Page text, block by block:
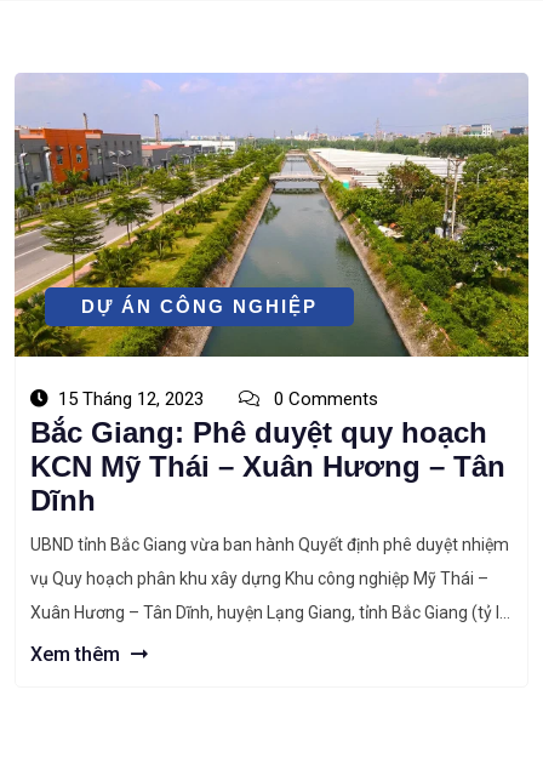
DỰ ÁN CÔNG NGHIỆP
15 Tháng 12, 2023 0 Comments
Bắc Giang: Phê duyệt quy hoạch
KCN Mỹ Thái – Xuân Hương – Tân
Dĩnh
UBND tỉnh Bắc Giang vừa ban hành Quyết định phê duyệt nhiệm
vụ Quy hoạch phân khu xây dựng Khu công nghiệp Mỹ Thái –
Xuân Hương – Tân Dĩnh, huyện Lạng Giang, tỉnh Bắc Giang (tỷ lệ
1/2.000). KCN Mỹ Thái – Xuân Hương – Tân Dĩnh định hướng là
Xem thêm